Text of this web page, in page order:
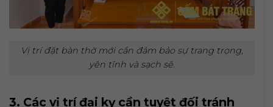
Vị trí đặt bàn thờ mới cần đảm bảo sự trang trọng,
yên tĩnh và sạch sẽ.
3. Các vị trí đại kỵ cần tuyệt đối tránh